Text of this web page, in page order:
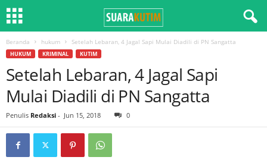
Beranda hukum Setelah Lebaran, 4 Jagal Sapi Mulai Diadili di PN Sangatta
HUKUM KRIMINAL KUTIM
Setelah Lebaran, 4 Jagal Sapi
Mulai Diadili di PN Sangatta
Penulis Redaksi - Jun 15, 2018 0